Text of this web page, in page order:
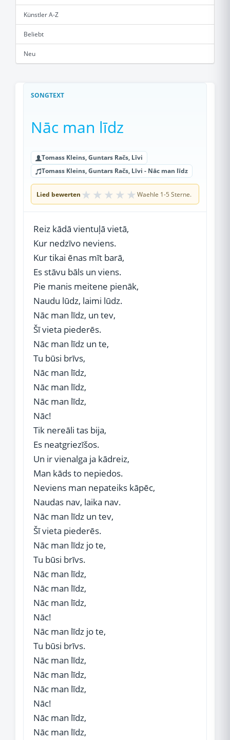
Künstler A-Z
Beliebt
Neu
SONGTEXT
Nāc man līdz
Tomass Kleins, Guntars Račs, Līvi
Tomass Kleins, Guntars Račs, Līvi - Nāc man līdz
Lied bewerten ★ ★ ★ ★ ★ Waehle 1-5 Sterne.
Reiz kādā vientuļā vietā,
Kur nedzīvo neviens.
Kur tikai ēnas mīt barā,
Es stāvu bāls un viens.
Pie manis meitene pienāk,
Naudu lūdz, laimi lūdz.
Nāc man līdz, un tev,
Šī vieta piederēs.
Nāc man līdz un te,
Tu būsi brīvs,
Nāc man līdz,
Nāc man līdz,
Nāc man līdz,
Nāc!
Tik nereāli tas bija,
Es neatgriezīšos.
Un ir vienalga ja kādreiz,
Man kāds to nepiedos.
Neviens man nepateiks kāpēc,
Naudas nav, laika nav.
Nāc man līdz un tev,
Šī vieta piederēs.
Nāc man līdz jo te,
Tu būsi brīvs.
Nāc man līdz,
Nāc man līdz,
Nāc man līdz,
Nāc!
Nāc man līdz jo te,
Tu būsi brīvs.
Nāc man līdz,
Nāc man līdz,
Nāc man līdz,
Nāc!
Nāc man līdz,
Nāc man līdz,